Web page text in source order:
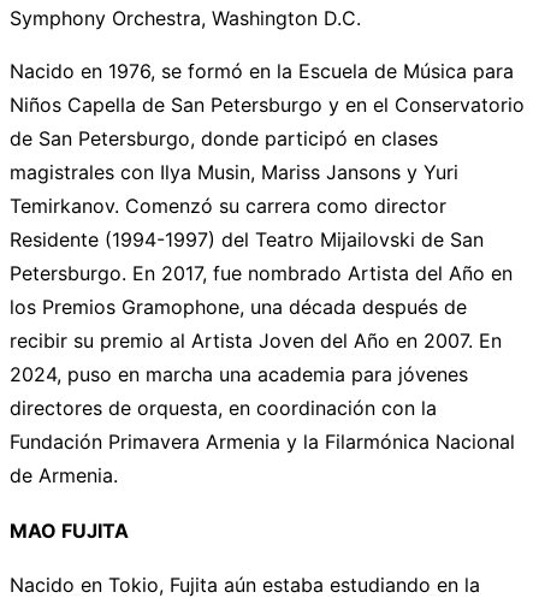
Symphony Orchestra, Washington D.C.
Nacido en 1976, se formó en la Escuela de Música para
Niños Capella de San Petersburgo y en el Conservatorio
de San Petersburgo, donde participó en clases
magistrales con Ilya Musin, Mariss Jansons y Yuri
Temirkanov. Comenzó su carrera como director
Residente (1994-1997) del Teatro Mijailovski de San
Petersburgo. En 2017, fue nombrado Artista del Año en
los Premios Gramophone, una década después de
recibir su premio al Artista Joven del Año en 2007. En
2024, puso en marcha una academia para jóvenes
directores de orquesta, en coordinación con la
Fundación Primavera Armenia y la Filarmónica Nacional
de Armenia.
MAO FUJITA
Nacido en Tokio, Fujita aún estaba estudiando en la